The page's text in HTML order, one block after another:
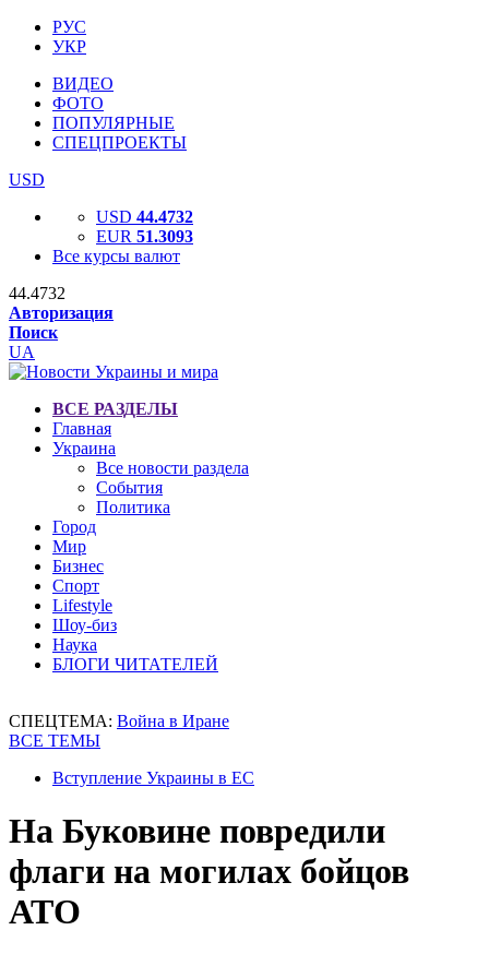
РУС
УКР
ВИДЕО
ФОТО
ПОПУЛЯРНЫЕ
СПЕЦПРОЕКТЫ
USD
USD 44.4732
EUR 51.3093
Все курсы валют
44.4732
Авторизация
Поиск
UA
ВСЕ РАЗДЕЛЫ
Главная
Украина
Все новости раздела
События
Политика
Город
Мир
Бизнес
Спорт
Lifestyle
Шоу-биз
Наука
БЛОГИ ЧИТАТЕЛЕЙ
СПЕЦТЕМА: Война в Иране
ВСЕ ТЕМЫ
Вступление Украины в ЕС
На Буковине повредили
флаги на могилах бойцов
АТО